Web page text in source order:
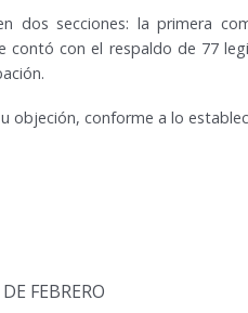
dos secciones: la primera
con el respaldo de 77
conforme a lo